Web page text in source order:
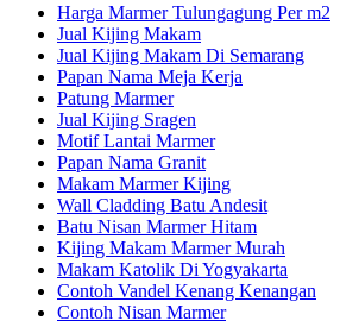
Harga Marmer Tulungagung Per m2
Jual Kijing Makam
Jual Kijing Makam Di Semarang
Papan Nama Meja Kerja
Patung Marmer
Jual Kijing Sragen
Motif Lantai Marmer
Papan Nama Granit
Makam Marmer Kijing
Wall Cladding Batu Andesit
Batu Nisan Marmer Hitam
Kijing Makam Marmer Murah
Makam Katolik Di Yogyakarta
Contoh Vandel Kenang Kenangan
Contoh Nisan Marmer